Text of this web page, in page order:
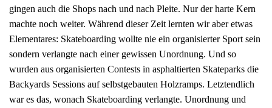
gingen auch die Shops nach und nach Pleite. Nur der harte Kern
machte noch weiter. Während dieser Zeit lernten wir aber etwas
Elementares: Skateboarding wollte nie ein organisierter Sport sein
sondern verlangte nach einer gewissen Unordnung. Und so
wurden aus organisierten Contests in asphaltierten Skateparks die
Backyards Sessions auf selbstgebauten Holzramps. Letztendlich
war es das, wonach Skateboarding verlangte. Unordnung und